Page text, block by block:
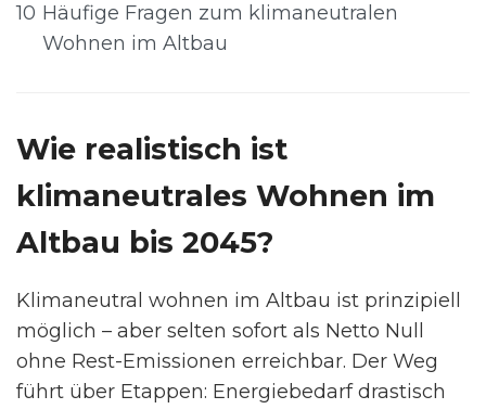
10 Häufige Fragen zum klimaneutralen
Wohnen im Altbau
Wie realistisch ist
klimaneutrales Wohnen im
Altbau bis 2045?
Klimaneutral wohnen im Altbau ist prinzipiell
möglich – aber selten sofort als Netto Null
ohne Rest-Emissionen erreichbar. Der Weg
führt über Etappen: Energiebedarf drastisch